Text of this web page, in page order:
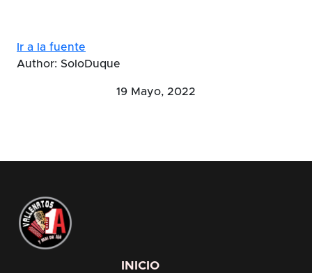
Ir a la fuente
Author: SoloDuque
19 Mayo, 2022
INICIO